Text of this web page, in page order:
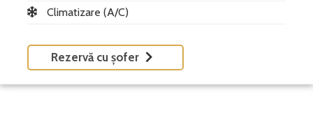
Climatizare (A/C)
Rezervă cu șofer